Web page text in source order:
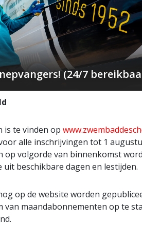
(24/7
is te vinden op
alle inschrijvingen tot 1
op volgorde van binnenkomst
beschikbare dagen en lestijden.
op de website worden
van maandabonnementen op te